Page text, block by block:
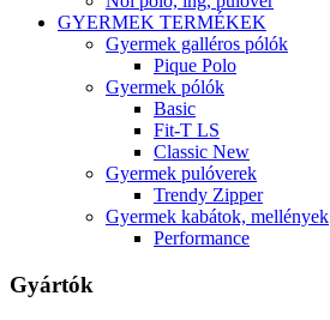
GYERMEK TERMÉKEK
Gyermek galléros pólók
Pique Polo
Gyermek pólók
Basic
Fit-T LS
Classic New
Gyermek pulóverek
Trendy Zipper
Gyermek kabátok, mellények
Performance
Gyártók